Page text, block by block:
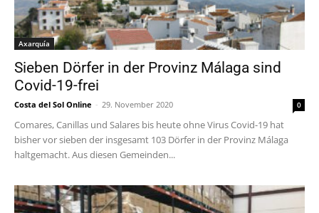
Axarquía
Sieben Dörfer in der Provinz Málaga sind
Covid-19-frei
Costa del Sol Online - 29. November 2020 0
Comares, Canillas und Salares bis heute ohne Virus Covid-19 hat
bisher vor sieben der insgesamt 103 Dörfer in der Provinz Málaga
haltgemacht. Aus diesen Gemeinden...